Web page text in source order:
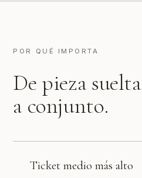
POR QUÉ IMPORTA
De pieza suelta
a conjunto.
Ticket medio más alto